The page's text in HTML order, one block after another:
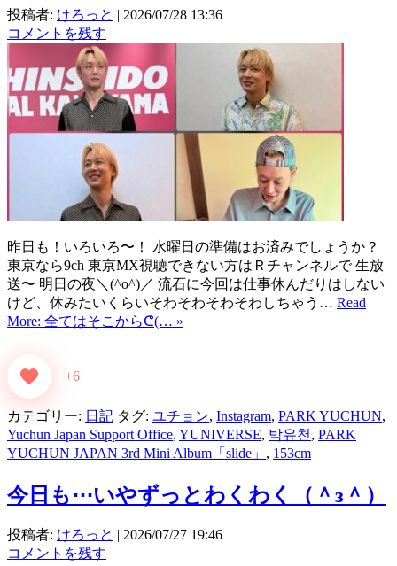
投稿者: けろっと | 2026/07/28 13:36
コメントを残す
昨日も！いろいろ〜！ 水曜日の準備はお済みでしょうか？
東京なら9ch 東京MX視聴できない方はＲチャンネルで 生放
送〜 明日の夜＼(^o^)／ 流石に今回は仕事休んだりはしない
けど、休みたいくらいそわそわそわそわしちゃう… Read
More: 全てはそこからᕦ⁠(… »
+6
カテゴリー: 日記 タグ: ユチョン, Instagram, PARK YUCHUN,
Yuchun Japan Support Office, YUNIVERSE, 박유천 , PARK
YUCHUN JAPAN 3rd Mini Album「slide」 , 153cm
今日も⋯いやずっとわくわく（＾з＾）
投稿者: けろっと
2026/07/27 19:46
コメントを残す